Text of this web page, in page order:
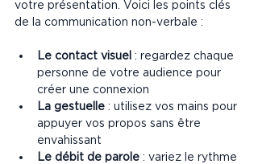
votre présentation. Voici les points clés
de la communication non-verbale :
Le contact visuel : regardez chaque
personne de votre audience pour
créer une connexion
La gestuelle : utilisez vos mains pour
appuyer vos propos sans être
envahissant
Le débit de parole : variez le rythme